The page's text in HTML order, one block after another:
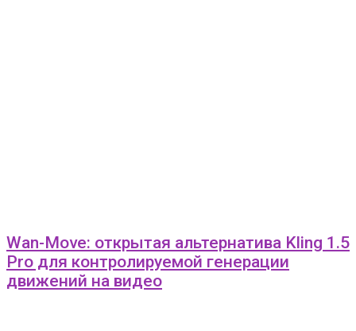
Wan-Move: открытая альтернатива Kling 1.5
Pro для контролируемой генерации
движений на видео